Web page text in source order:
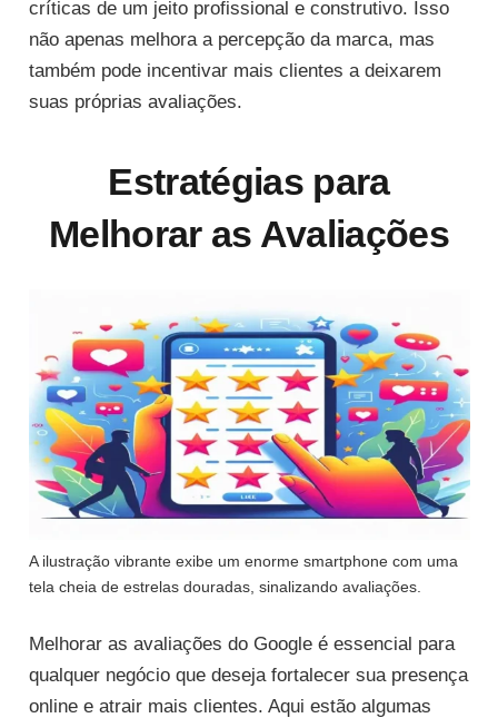
críticas de um jeito profissional e construtivo. Isso
não apenas melhora a percepção da marca, mas
também pode incentivar mais clientes a deixarem
suas próprias avaliações.
Estratégias para
Melhorar as Avaliações
A ilustração vibrante exibe um enorme smartphone com uma
tela cheia de estrelas douradas, sinalizando avaliações.
Melhorar as avaliações do Google é essencial para
qualquer negócio que deseja fortalecer sua presença
online e atrair mais clientes. Aqui estão algumas